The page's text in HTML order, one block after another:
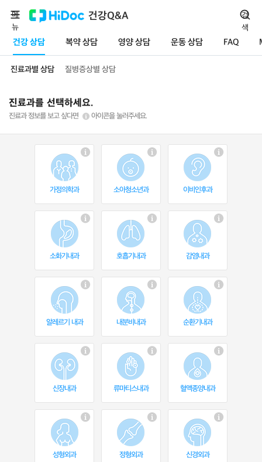
건강Q&A
건강 상담 복약 상담 영양 상담 운동 상담 FAQ
메
뉴
검
색
진료과별 상담 질병증상별 상담
진료과를 선택하세요.
진료과 정보를 보고 싶다면 아이콘을 눌러주세요.
가정의학과 소아청소년과 이비인후과
소화기내과 호흡기내과 감염내과
알레르기 내과 내분비내과 순환기내과
신장내과 류마티스내과 혈액종양내과
성형외과 정형외과 신경외과